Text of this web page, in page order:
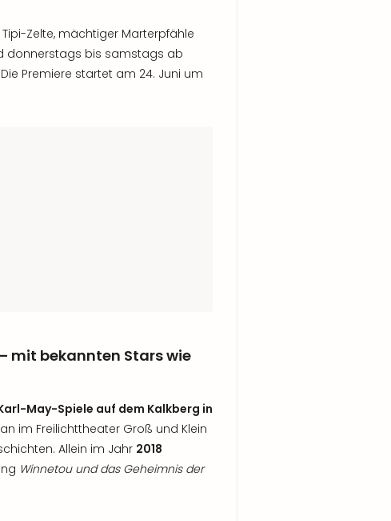
Zelte, mächtiger Marterpfähle
donnerstags bis samstags ab
Premiere startet am 24. Juni um
mit bekannten Stars wie
May-Spiele auf dem Kalkberg in
im Freilichttheater Groß und Klein
Allein im Jahr 2018
Winnetou und das Geheimnis der